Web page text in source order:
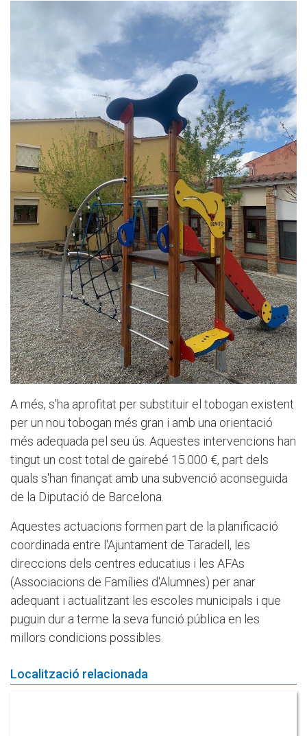
A més, s'ha aprofitat per substituir el tobogan existent
per un nou tobogan més gran i amb una orientació
més adequada pel seu ús. Aquestes intervencions han
tingut un cost total de gairebé 15.000 €, part dels
quals s'han finançat amb una subvenció aconseguida
de la Diputació de Barcelona.
Aquestes actuacions formen part de la planificació
coordinada entre l'Ajuntament de Taradell, les
direccions dels centres educatius i les AFAs
(Associacions de Famílies d'Alumnes) per anar
adequant i actualitzant les escoles municipals i que
puguin dur a terme la seva funció pública en les
millors condicions possibles.
Localització relacionada